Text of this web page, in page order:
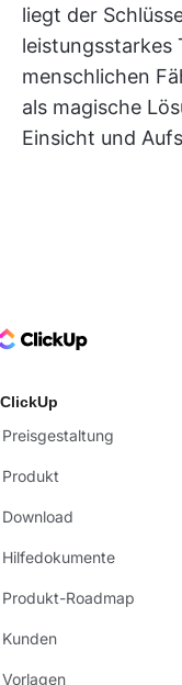
liegt der
leistungsstarkes
menschlichen
als magische
Einsicht und
Logo
ClickUp
Preisgestaltung
Produkt
Download
Hilfedokumente
Produkt-Roadmap
Kunden
Vorlagen